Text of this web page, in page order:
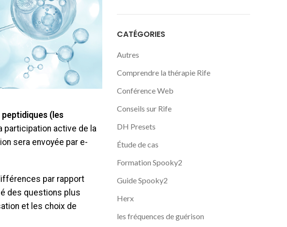
peptidiques (les
participation active de la
sera envoyée par e-
par rapport
des questions plus
et les choix de
CATÉGORIES
Autres
Comprendre la thérapie Rife
Conférence Web
Conseils sur Rife
DH Presets
Étude de cas
Formation Spooky2
Guide Spooky2
Herx
les fréquences de guérison